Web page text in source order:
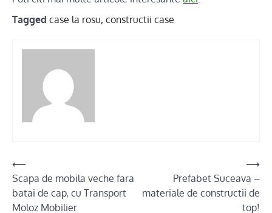
Tagged case la rosu, constructii case
Post
navigation
⟵
Scapa de mobila veche fara
batai de cap, cu Transport
Moloz Mobilier
Prefabet Suceava –
materiale de constructii de
top!
⟶